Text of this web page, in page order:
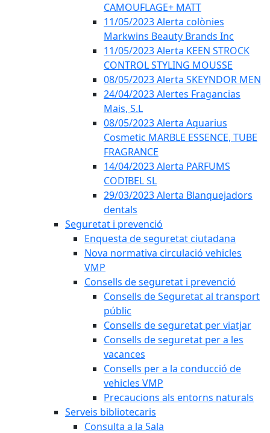
CAMOUFLAGE+ MATT
11/05/2023 Alerta colònies
Markwins Beauty Brands Inc
11/05/2023 Alerta KEEN STROCK
CONTROL STYLING MOUSSE
08/05/2023 Alerta SKEYNDOR MEN
24/04/2023 Alertes Fragancias
Mais, S.L
08/05/2023 Alerta Aquarius
Cosmetic MARBLE ESSENCE, TUBE
FRAGRANCE
14/04/2023 Alerta PARFUMS
CODIBEL SL
29/03/2023 Alerta Blanquejadors
dentals
Seguretat i prevenció
Enquesta de seguretat ciutadana
Nova normativa circulació vehicles
VMP
Consells de seguretat i prevenció
Consells de Seguretat al transport
públic
Consells de seguretat per viatjar
Consells de seguretat per a les
vacances
Consells per a la conducció de
vehicles VMP
Precaucions als entorns naturals
Serveis bibliotecaris
Consulta a la Sala